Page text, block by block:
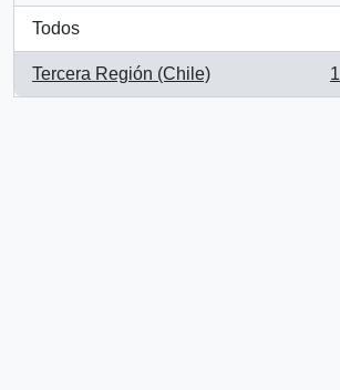
Todos
Tercera Región (Chile)
, 1 resultados
1